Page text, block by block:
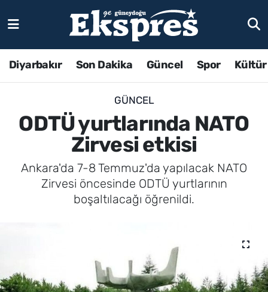
Diyarbakır Son Dakika Güncel Spor
GÜNCEL
ODTÜ yurtlarında NATO
Zirvesi etkisi
Ankara'da 7-8 Temmuz'da yapılacak NATO
Zirvesi öncesinde ODTÜ yurtlarının
boşaltılacağı öğrenildi.